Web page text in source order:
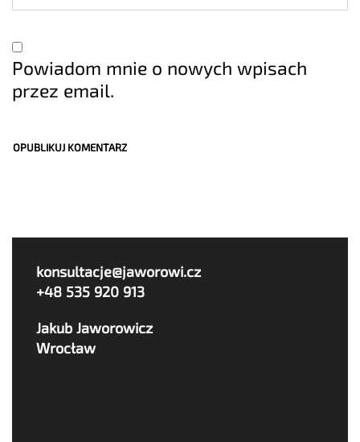
Powiadom mnie o nowych wpisach
przez email.
konsultacje@jaworowi.cz
+48 535 920 913
Jakub Jaworowicz
Wrocław